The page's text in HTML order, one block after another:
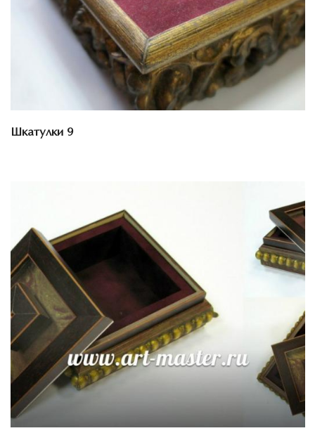
Шкатулки 9
Смотреть проект